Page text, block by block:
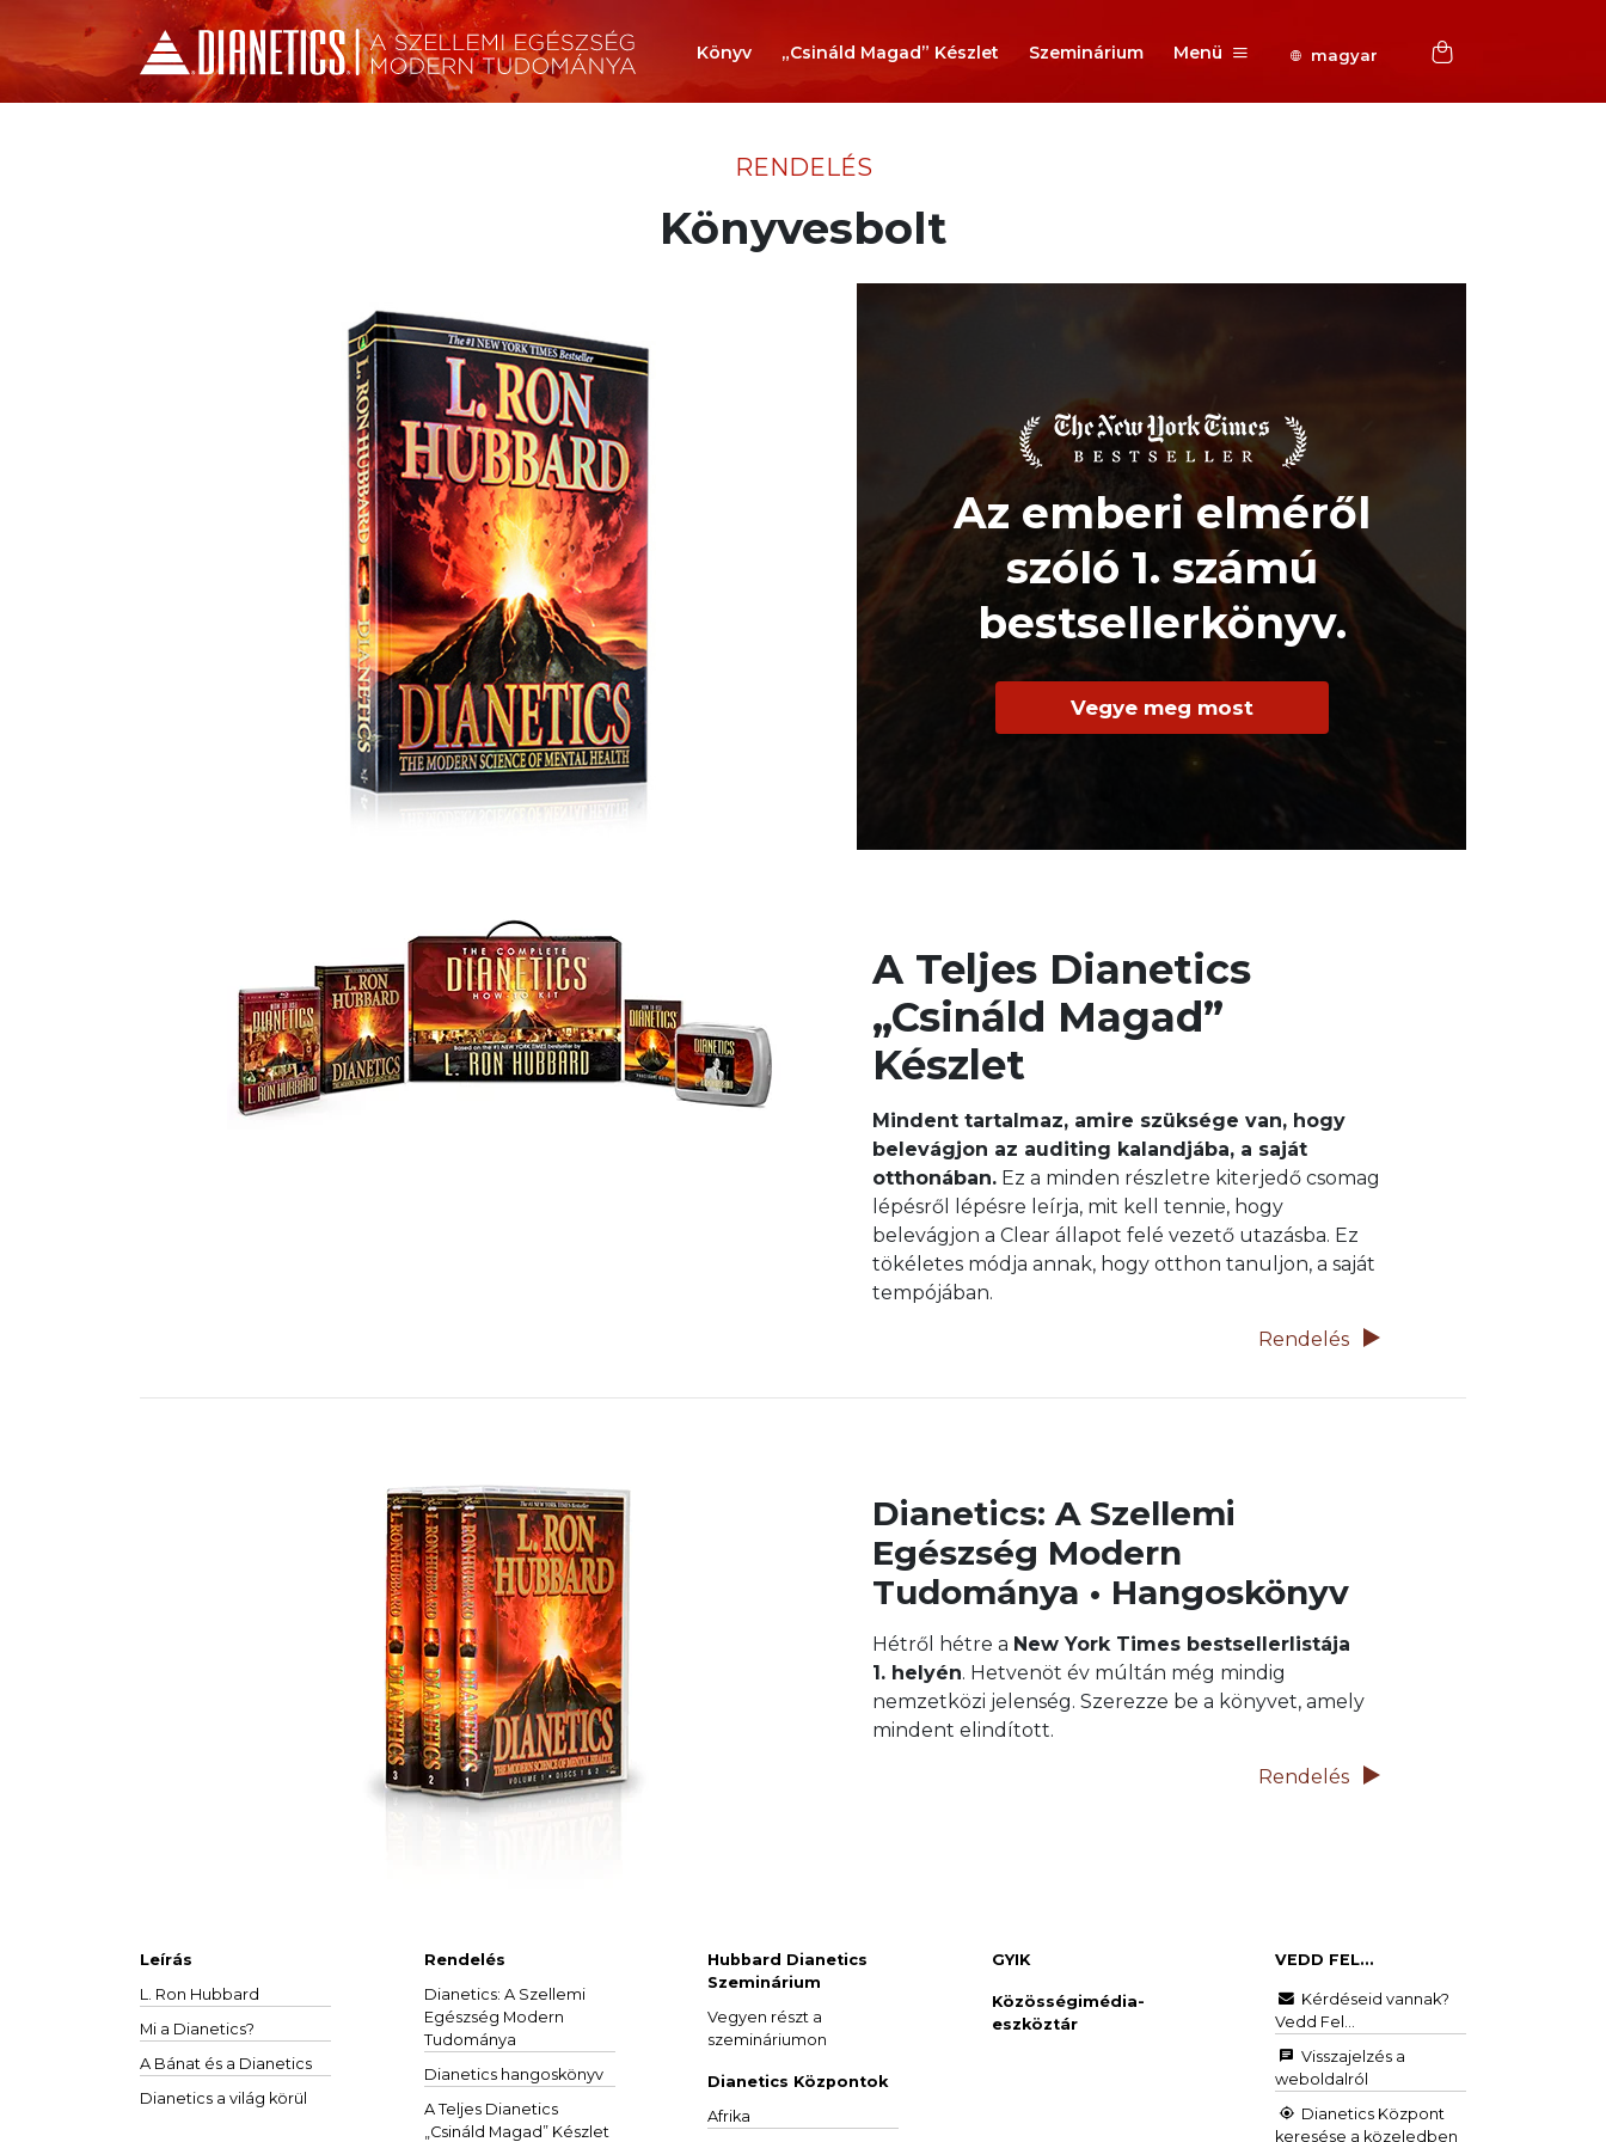
Könyv „Csináld Magad” Készlet Szeminárium Menü magyar
RENDELÉS
Könyvesbolt
Az emberi elméről
szóló 1. számú
bestsellerkönyv.
Vegye meg most
A Teljes Dianetics
„Csináld Magad”
Készlet
Mindent tartalmaz, amire szüksége van, hogy
belevágjon az auditing kalandjába, a saját
otthonában.Ez a minden részletre kiterjedő csomag
lépésről lépésre leírja, mit kell tennie, hogy
belevágjon a Clear állapot felé vezető utazásba. Ez
tökéletes módja annak, hogy otthon tanuljon, a saját
tempójában.
Rendelés
Dianetics: A Szellemi
Egészség Modern
Tudománya • Hangoskönyv
Hétről hétre a New York Times bestsellerlistája
1. helyén. Hetvenöt év múltán még mindig
nemzetközi jelenség. Szerezze be a könyvet, amely
mindent elindított.
Rendelés
Leírás
L. Ron Hubbard
Mi a Dianetics?
A Bánat és a Dianetics
Dianetics a világ körül
Rendelés
Dianetics: A Szellemi
Egészség Modern
Tudománya
Dianetics hangoskönyv
A Teljes Dianetics
„Csináld Magad” Készlet
Hubbard Dianetics
Szeminárium
Vegyen részt a
szemináriumon
Dianetics Központok
Afrika
GYIK
Közösségimédia-
eszköztár
VEDD FEL...
Kérdéseid vannak?
Vedd Fel...
Visszajelzés a
weboldalról
Dianetics Központ
keresése a közeledben